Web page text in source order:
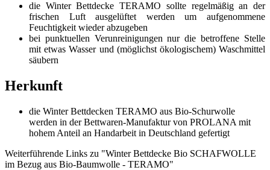
die Winter Bettdecke TERAMO sollte regelmäßig an der
frischen Luft ausgelüftet werden um aufgenommene
Feuchtigkeit wieder abzugeben
bei punktuellen Verunreinigungen nur die betroffene Stelle
mit etwas Wasser und (möglichst ökologischem) Waschmittel
säubern
Herkunft
die Winter Bettdecken TERAMO aus Bio-Schurwolle
werden in der Bettwaren-Manufaktur von PROLANA mit
hohem Anteil an Handarbeit in Deutschland gefertigt
Weiterführende Links zu "Winter Bettdecke Bio SCHAFWOLLE
im Bezug aus Bio-Baumwolle - TERAMO"